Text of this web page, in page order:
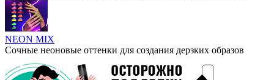
NEON MIX
Сочные неоновые оттенки для создания дерзких образов